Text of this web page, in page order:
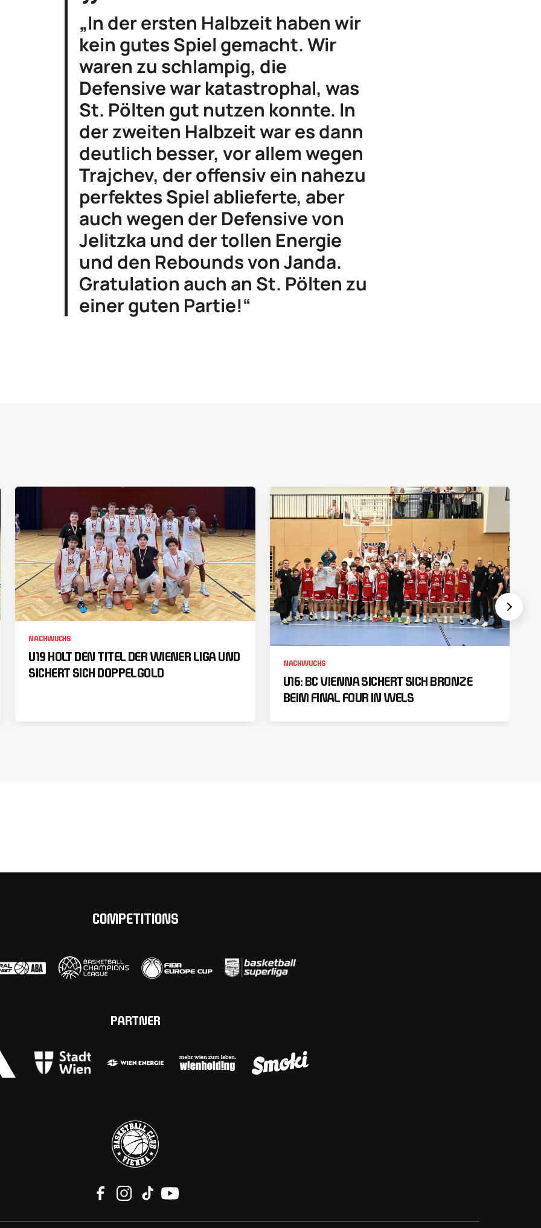
„In der ersten Halbzeit haben wir
kein gutes Spiel gemacht. Wir
waren zu schlampig, die
Defensive war katastrophal, was
St. Pölten gut nutzen konnte. In
der zweiten Halbzeit war es dann
deutlich besser, vor allem wegen
Trajchev, der offensiv ein nahezu
perfektes Spiel ablieferte, aber
auch wegen der Defensive von
Jelitzka und der tollen Energie
und den Rebounds von Janda.
Gratulation auch an St. Pölten zu
einer guten Partie!“
NACHWUCHS
U19 HOLT DEN TITEL DER WIENER LIGA UND
SICHERT SICH DOPPELGOLD
NACHWUCHS
U16: BC VIENNA SICHERT SICH BRONZE
BEIM FINAL FOUR IN WELS
COMPETITIONS
PARTNER